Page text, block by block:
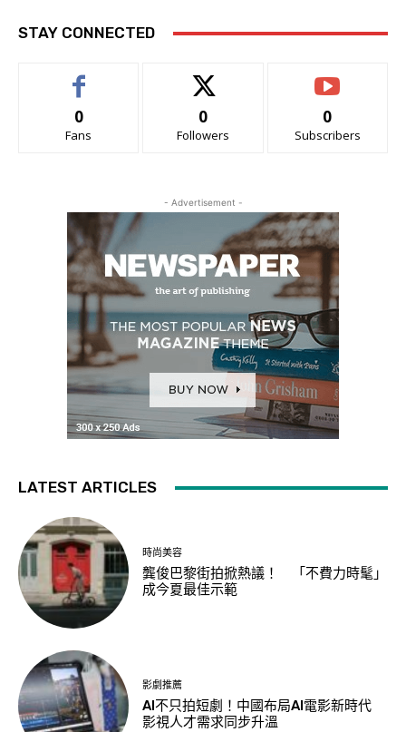
STAY CONNECTED
0
Fans
0
Followers
0
Subscribers
- Advertisement -
LATEST ARTICLES
時尚美容
龔俊巴黎街拍掀熱議！ 「不費力時髦」
成今夏最佳示範
影劇推薦
AI不只拍短劇！中國布局AI電影新時代
影視人才需求同步升溫